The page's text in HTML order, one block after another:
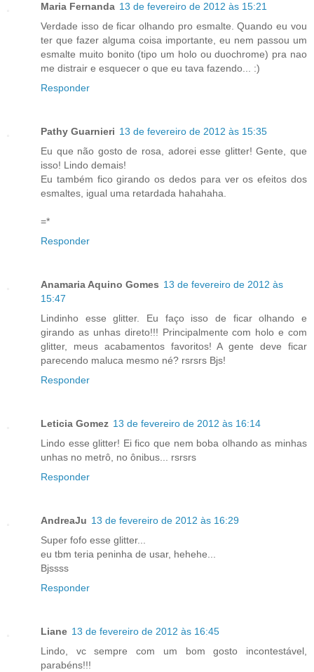
Maria Fernanda 13 de fevereiro de 2012 às 15:21
Verdade isso de ficar olhando pro esmalte. Quando eu vou
ter que fazer alguma coisa importante, eu nem passou um
esmalte muito bonito (tipo um holo ou duochrome) pra nao
me distrair e esquecer o que eu tava fazendo... :)
Responder
Pathy Guarnieri 13 de fevereiro de 2012 às 15:35
Eu que não gosto de rosa, adorei esse glitter! Gente, que
isso! Lindo demais!
Eu também fico girando os dedos para ver os efeitos dos
esmaltes, igual uma retardada hahahaha.
=*
Responder
Anamaria Aquino Gomes 13 de fevereiro de 2012 às
15:47
Lindinho esse glitter. Eu faço isso de ficar olhando e
girando as unhas direto!!! Principalmente com holo e com
glitter, meus acabamentos favoritos! A gente deve ficar
parecendo maluca mesmo né? rsrsrs Bjs!
Responder
Leticia Gomez 13 de fevereiro de 2012 às 16:14
Lindo esse glitter! Ei fico que nem boba olhando as minhas
unhas no metrô, no ônibus... rsrsrs
Responder
AndreaJu 13 de fevereiro de 2012 às 16:29
Super fofo esse glitter...
eu tbm teria peninha de usar, hehehe...
Bjssss
Responder
Liane 13 de fevereiro de 2012 às 16:45
Lindo, vc sempre com um bom gosto incontestável,
parabéns!!!